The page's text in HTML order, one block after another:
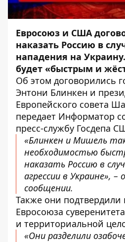
Евросоюз и США
наказать Россию в
нападения на
будет «быстрым и
Об этом договорились
Энтони Блинкен и
Европейского совета
передает Информатор
пресс-службу Госдепа
«Блинкен и Мишель
необходимостью
наказать Россию в
агрессии в Украине»,
сообщении.
Также они
Евросоюза
и территориальной
«Они разделили